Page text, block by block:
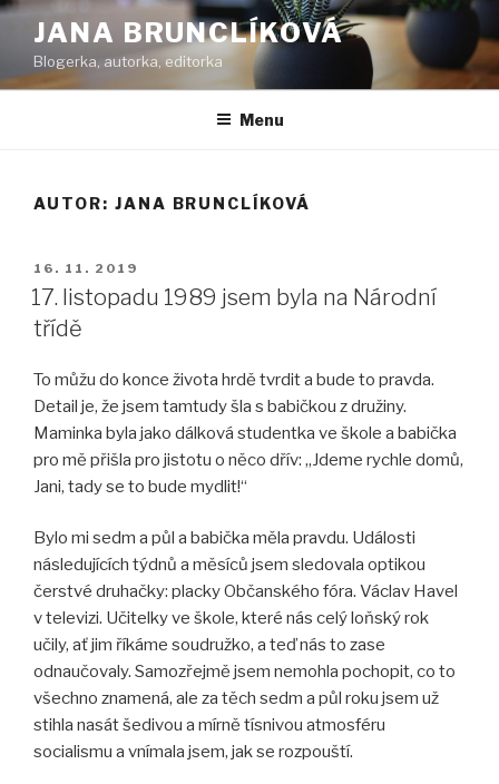
Přejít
obsahu
webu
JANA BRUNCLÍKOVÁ
Blogerka, autorka, editorka
Menu
AUTOR: JANA BRUNCLÍKOVÁ
PUBLIKOVÁNO
16. 11. 2019
17. listopadu 1989 jsem byla na Národní
třídě
To můžu do konce života hrdě tvrdit a bude to pravda.
Detail je, že jsem tamtudy šla s babičkou z družiny.
Maminka byla jako dálková studentka ve škole a babička
pro mě přišla pro jistotu o něco dřív: „Jdeme rychle domů,
Jani, tady se to bude mydlit!“
Bylo mi sedm a půl a babička měla pravdu. Události
následujících týdnů a měsíců jsem sledovala optikou
čerstvé druhačky: placky Občanského fóra. Václav Havel
v televizi. Učitelky ve škole, které nás celý loňský rok
učily, ať jim říkáme soudružko, a teď nás to zase
odnaučovaly. Samozřejmě jsem nemohla pochopit, co to
všechno znamená, ale za těch sedm a půl roku jsem už
stihla nasát šedivou a mírně tísnivou atmosféru
socialismu a vnímala jsem, jak se rozpouští.